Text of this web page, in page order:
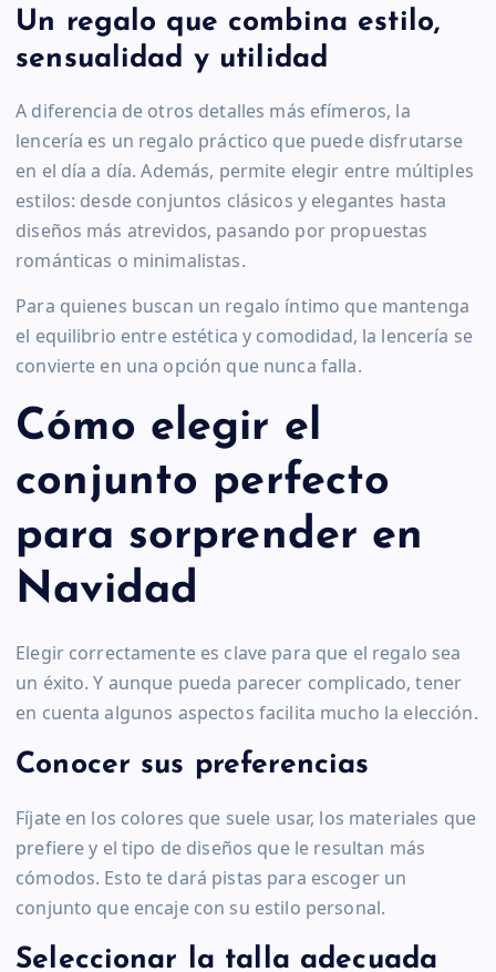
Un regalo que combina estilo,
sensualidad y utilidad
A diferencia de otros detalles más efímeros, la
lencería es un regalo práctico que puede disfrutarse
en el día a día. Además, permite elegir entre múltiples
estilos: desde conjuntos clásicos y elegantes hasta
diseños más atrevidos, pasando por propuestas
románticas o minimalistas.
Para quienes buscan un regalo íntimo que mantenga
el equilibrio entre estética y comodidad, la lencería se
convierte en una opción que nunca falla.
Cómo elegir el
conjunto perfecto
para sorprender en
Navidad
Elegir correctamente es clave para que el regalo sea
un éxito. Y aunque pueda parecer complicado, tener
en cuenta algunos aspectos facilita mucho la elección.
Conocer sus preferencias
Fíjate en los colores que suele usar, los materiales que
prefiere y el tipo de diseños que le resultan más
cómodos. Esto te dará pistas para escoger un
conjunto que encaje con su estilo personal.
Seleccionar la talla adecuada